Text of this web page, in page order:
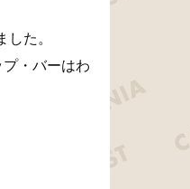
た。
・バーはわ